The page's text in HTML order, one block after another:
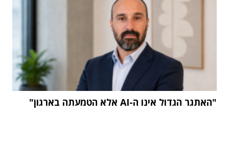
"האתגר הגדול אינו ה-AI אלא הטמעתה בארגון"